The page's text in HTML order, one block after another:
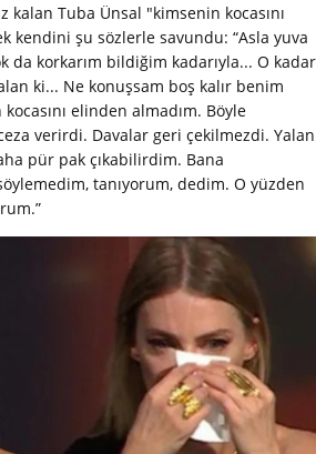
kalan Tuba Ünsal "kimsenin kocasını
kendini şu sözlerle savundu: “Asla yuva
da korkarım bildiğim kadarıyla... O kadar
ki... Ne konuşsam boş kalır benim
elinden almadım. Böyle
verirdi. Davalar geri çekilmezdi. Yalan
pür pak çıkabilirdim. Bana
tanıyorum, dedim. O yüzden